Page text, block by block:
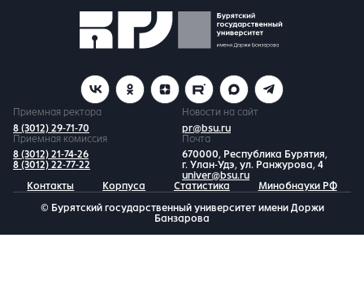
Приемная ректора
8 (3012) 29-71-70
Новости на сайт
pr@bsu.ru
Приемная комиссия
8 (3012) 21-74-26
8 (3012) 22-77-22
Почта
670000, Республика Бурятия,
г. Улан-Удэ, ул. Ранжурова, 4
univer@bsu.ru
Контакты
Корпуса Статистика Минобнауки РФ
© Бурятский государственный университет имени Доржи
Банзарова